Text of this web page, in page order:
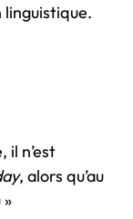
linguistique.
il n’est
, alors qu’au